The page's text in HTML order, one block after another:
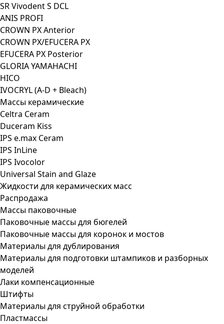
SR Vivodent S DCL
ANIS PROFI
CROWN PX Anterior
CROWN PX/EFUCERA PX
EFUCERA PX Posterior
GLORIA YAMAHACHI
HICO
IVOCRYL (A-D + Bleach)
Массы керамические
Celtra Ceram
Duceram Kiss
IPS e.max Ceram
IPS InLine
IPS Ivocolor
Universal Stain and Glaze
Жидкости для керамических масс
Распродажа
Массы паковочные
Паковочные массы для бюгелей
Паковочные массы для коронок и мостов
Материалы для дублирования
Материалы для подготовки штампиков и разборных
моделей
Лаки компенсационные
Штифты
Материалы для струйной обработки
Пластмассы